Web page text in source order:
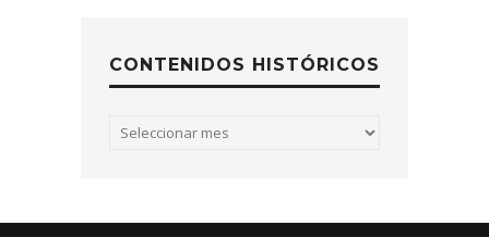
CONTENIDOS HISTÓRICOS
Contenidos